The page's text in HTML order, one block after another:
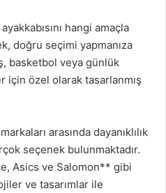
hangi amaçla
doğru seçimi yapmanıza
basketbol veya günlük
için özel olarak tasarlanmış
arasında dayanıklılık
seçenek bulunmaktadır.
Asics ve Salomon** gibi
ve tasarımlar ile